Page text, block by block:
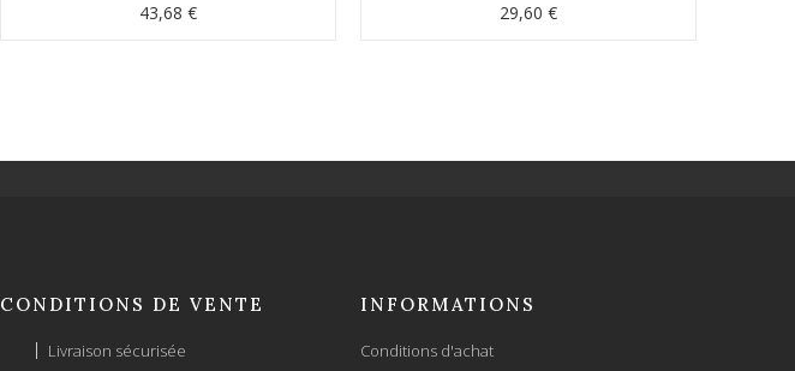
43,68 € 29,60 €
CONDITIONS DE VENTE
Livraison sécurisée
INFORMATIONS
Conditions d'achat